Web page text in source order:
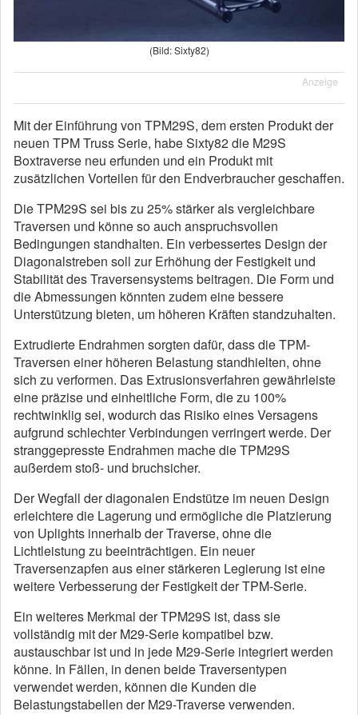
(Bild: Sixty82)
Anzeige
Mit der Einführung von TPM29S, dem ersten Produkt der
neuen TPM Truss Serie, habe Sixty82 die M29S
Boxtraverse neu erfunden und ein Produkt mit
zusätzlichen Vorteilen für den Endverbraucher geschaffen.
Die TPM29S sei bis zu 25% stärker als vergleichbare
Traversen und könne so auch anspruchsvollen
Bedingungen standhalten. Ein verbessertes Design der
Diagonalstreben soll zur Erhöhung der Festigkeit und
Stabilität des Traversensystems beitragen. Die Form und
die Abmessungen könnten zudem eine bessere
Unterstützung bieten, um höheren Kräften standzuhalten.
Extrudierte Endrahmen sorgten dafür, dass die TPM-
Traversen einer höheren Belastung standhielten, ohne
sich zu verformen. Das Extrusionsverfahren gewährleiste
eine präzise und einheitliche Form, die zu 100%
rechtwinklig sei, wodurch das Risiko eines Versagens
aufgrund schlechter Verbindungen verringert werde. Der
stranggepresste Endrahmen mache die TPM29S
außerdem stoß- und bruchsicher.
Der Wegfall der diagonalen Endstütze im neuen Design
erleichtere die Lagerung und ermögliche die Platzierung
von Uplights innerhalb der Traverse, ohne die
Lichtleistung zu beeinträchtigen. Ein neuer
Traversenzapfen aus einer stärkeren Legierung ist eine
weitere Verbesserung der Festigkeit der TPM-Serie.
Ein weiteres Merkmal der TPM29S ist, dass sie
vollständig mit der M29-Serie kompatibel bzw.
austauschbar ist und in jede M29-Serie integriert werden
könne. In Fällen, in denen beide Traversentypen
verwendet werden, können die Kunden die
Belastungstabellen der M29-Traverse verwenden.